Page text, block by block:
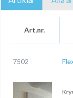
Art.nr.
7502